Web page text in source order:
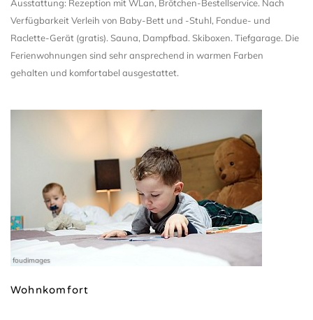
Ausstattung: Rezeption mit WLan, Brötchen-Bestellservice. Nach
Verfügbarkeit Verleih von Baby-Bett und -Stuhl, Fondue- und
Raclette-Gerät (gratis). Sauna, Dampfbad. Skiboxen. Tiefgarage. Die
Ferienwohnungen sind sehr ansprechend in warmen Farben
gehalten und komfortabel ausgestattet.
foudimages
Wohnkomfort